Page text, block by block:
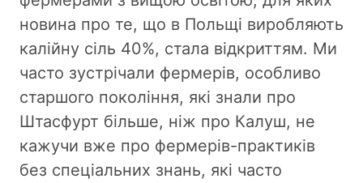
новина про те, що в Польщі виробляють
калійну сіль 40%, стала відкриттям. Ми
часто зустрічали фермерів, особливо
старшого покоління, які знали про
Штасфурт більше, ніж про Калуш, не
кажучи вже про фермерів-практиків
без спеціальних знань, які часто